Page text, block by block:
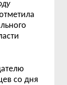
со дня